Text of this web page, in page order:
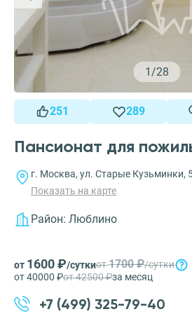
1 /28
251 289
Пансионат для
г. Москва, ул. Старые Кузьминки,
Показать на карте
Район: Люблино
от 1600 ₽/суткиот1700 ₽/сутки
от 40000 ₽от 42500 ₽за месяц
+7 (499) 325-79-40